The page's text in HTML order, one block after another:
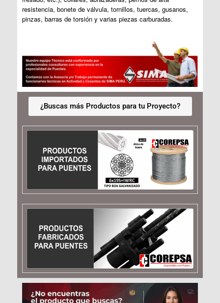
resistencia, bonete de válvula, tornillos, tuercas, gusanos,
pinzas, barras de torsión y varias piezas carburadas.
¿Buscas más Productos para tu Proyecto?